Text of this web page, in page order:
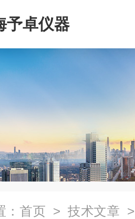
予卓仪器
首页 > 技术文章